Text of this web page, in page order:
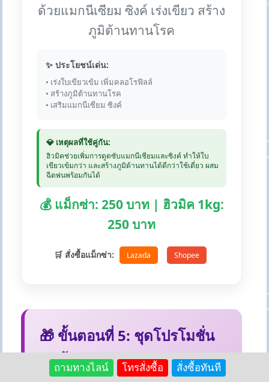
ด้วยแมกนีเซียม ซิงค์ เร่งเขียว สร้าง
ภูมิต้านทานโรค
✨ ประโยชน์เด่น:
• เร่งใบเขียวเข้ม เพิ่มคลอโรฟิลล์
• สร้างภูมิต้านทานโรค
• เสริมแมกนีเซียม ซิงค์
💎 เหตุผลที่ใช้คู่กัน:
ฮิวมิคช่วยเพิ่มการดูดซับแมกนีเซียมและซิงค์ ทำให้ใบ
เขียวเข้มกว่า และสร้างภูมิต้านทานได้ดีกว่าใช้เดี่ยว ผสม
ฉีดพ่นพร้อมกันได้
💰 แม็กซ่า: 250 บาท | ฮิวมิค 1kg:
250 บาท
🛒 สั่งซื้อแม็กซ่า: Lazada Shopee
🎁 ขั้นตอนที่ 5: ชุดโปรโมชั่น
สุดคุ้ม
ถามทางไลน์ โทรสั่งซื้อ สั่งซื้อทันที